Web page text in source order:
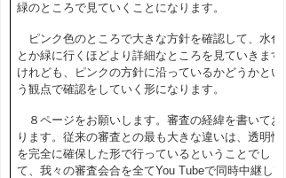
緑のところで見ていくことになります。
ピンク色のところで大きな方針を確認して、水色
とか緑に行くほどより詳細なところを見ていきます
けれども、ピンクの方針に沿っているかどうかとい
う観点で確認をしていく形になります。
８ページをお願いします。審査の経緯を書いてお
ります。従来の審査との最も大きな違いは、透明性
を完全に確保した形で行っているということでし
て、我々の審査会合を全てYou Tubeで同時中継して